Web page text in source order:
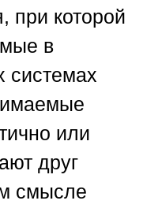
при которой
в
системах
или
друг
смысле